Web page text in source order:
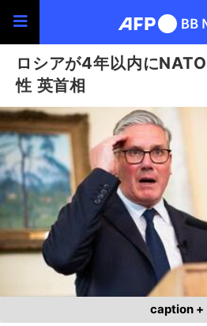
ロシアが4年以内に
性 英首相
caption +